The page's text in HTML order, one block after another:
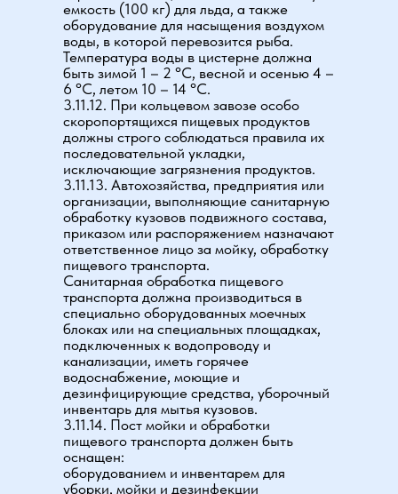
емкость (100 кг) для льда, а также
оборудование для насыщения воздухом
воды, в которой перевозится рыба.
Температура воды в цистерне должна
быть зимой 1 – 2 °С, весной и осенью 4 –
6 °С, летом 10 – 14 °С.
3.11.12. При кольцевом завозе особо
скоропортящихся пищевых продуктов
должны строго соблюдаться правила их
последовательной укладки,
исключающие загрязнения продуктов.
3.11.13. Автохозяйства, предприятия или
организации, выполняющие санитарную
обработку кузовов подвижного состава,
приказом или распоряжением назначают
ответственное лицо за мойку, обработку
пищевого транспорта.
Санитарная обработка пищевого
транспорта должна производиться в
специально оборудованных моечных
блоках или на специальных площадках,
подключенных к водопроводу и
канализации, иметь горячее
водоснабжение, моющие и
дезинфицирующие средства, уборочный
инвентарь для мытья кузовов.
3.11.14. Пост мойки и обработки
пищевого транспорта должен быть
оснащен:
оборудованием и инвентарем для
уборки, мойки и дезинфекции